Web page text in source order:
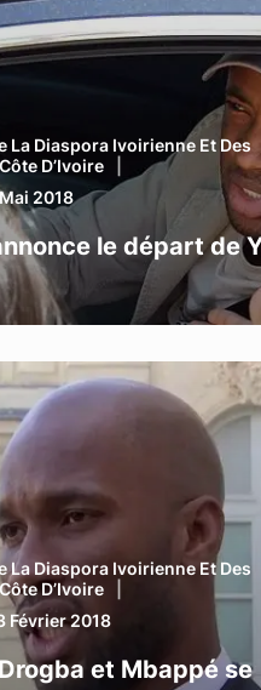
La Diaspora Ivoirienne Et Des
D’Ivoire
2018
le départ de
La Diaspora Ivoirienne Et Des
D’Ivoire
Février 2018
et Mbappé se